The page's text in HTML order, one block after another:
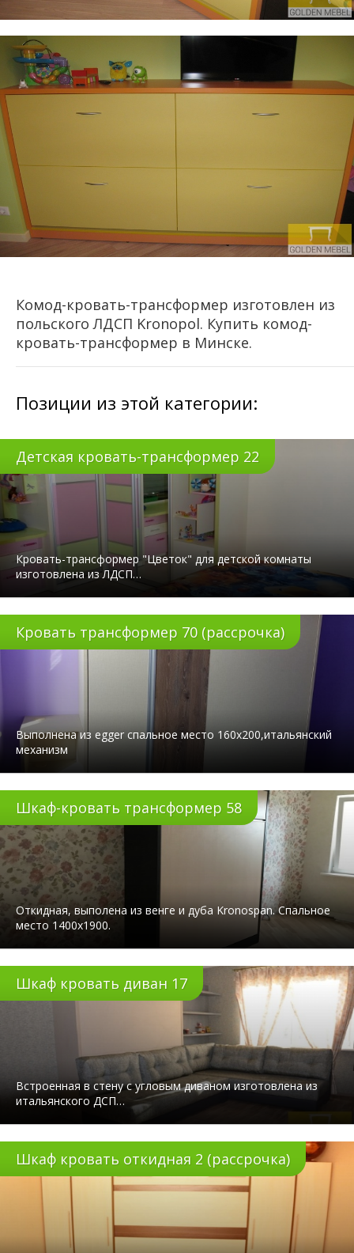
Комод-кровать-трансформер изготовлен из
польского ЛДСП Kronopol. Купить комод-
кровать-трансформер в Минске.
Позиции из этой категории:
Детская кровать-трансформер 22
Кровать-трансформер "Цветок" для детской комнаты
изготовлена из ЛДСП…
Кровать трансформер 70 (рассрочка)
Выполнена из egger спальное место 160x200,итальянский
механизм
Шкаф-кровать трансформер 58
Откидная, выполена из венге и дуба Kronospan. Спальное
место 1400х1900.
Шкаф кровать диван 17
Встроенная в стену с угловым диваном изготовлена из
итальянского ДСП…
Шкаф кровать откидная 2 (рассрочка)